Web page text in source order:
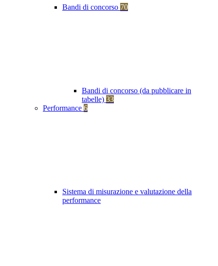
Bandi di concorso 70
Bandi di concorso (da pubblicare in
tabelle) 33
Performance 6
Sistema di misurazione e valutazione della
performance